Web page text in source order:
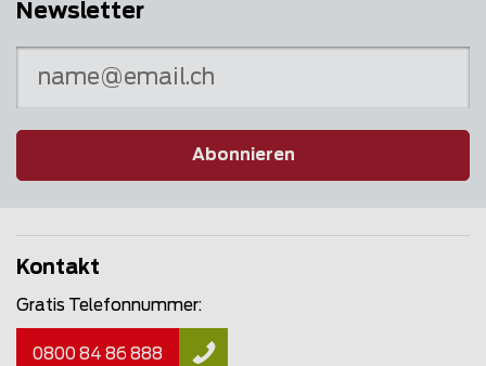
Newsletter
Abonnieren
Kontakt
Gratis Telefonnummer:
0800 84 86 888